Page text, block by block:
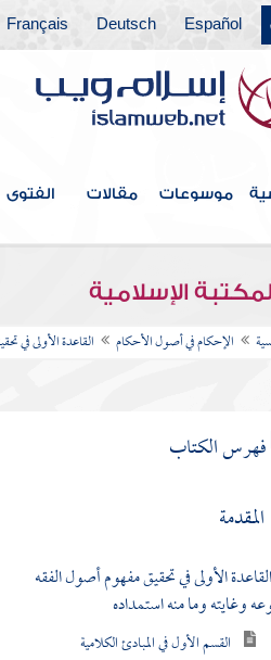
Español
Deutsch
Français
موسوعات مقالات الفتوى
الإسلامية
الإحكام في أصول الأحكام القاعدة الأولى في
فهرس الكتاب
المقدمة
القاعدة الأولى في تحقيق مفهوم أصول الفقه
وغايته وما منه استمداده
القسم الأول في المبادئ الكلامية